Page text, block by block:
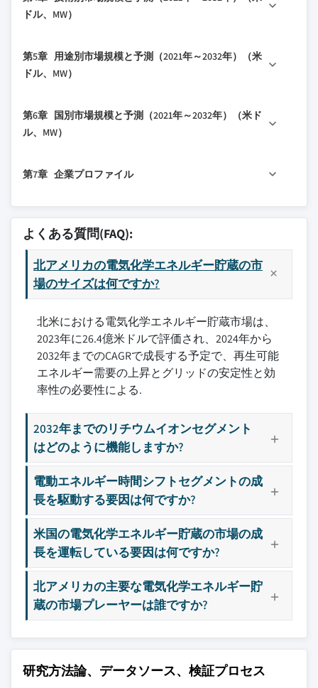
2.5 ポーターの分析
2.5.3 新規参入の脅威
3.2 イノベーションとサステナビリティの状況
ドル、MW）
4.2 リチウムイオン
4.3 硫化ナトリウム
4.5 フローバッテリー
第5章 用途別市場規模と予測（2021年～2032年）（米
ドル、MW）
5.2 電力エネルギー時間シフト
5.3 電力供給容量
5.5 再生可能エネルギー容量の安定化
5.7 その他
第6章 国別市場規模と予測（2021年～2032年）（米ド
ル、MW）
6.2 米国
第7章 企業プロファイル
7.1 A123システムズ
7.3 BYDカンパニー
7.4 デュラセル
7.5 デュラパワーグループ
7.6 エクサイドテクノロジーズ
7.7 古河電池
7.8 ゼネラル・エレクトリック
7.9 日立エナジー
7.10 インビニティ・エナジー・システムズ
7.12 ジョンソン・コントロールズ
7.13 LGエナジーソリューションズ
7.14 ロッキード・マーティン
7.15 パナソニック
7.16 サムスンSDI
7.17 シュミットグループ
7.18 シーメンス
7.19 テスラ
7.20 東芝
主要な競合他社が見当たりませんか？
れたものであり、競合全体を網羅するもので
はありません。
よくある質問(FAQ):
北アメリカの電気化学エネルギー貯蔵の市
場のサイズは何ですか?
北米における電気化学エネルギー貯蔵市場は、
2023年に26.4億米ドルで評価され、2024年から
2032年までのCAGRで成長する予定で、再生可能
エネルギー需要の上昇とグリッドの安定性と効
率性の必要性による.
2032年までのリチウムイオンセグメント
はどのように機能しますか?
電動エネルギー時間シフトセグメントの成
長を駆動する要因は何ですか?
米国の電気化学エネルギー貯蔵の市場の成
長を運転している要因は何ですか?
北アメリカの主要な電気化学エネルギー貯
蔵の市場プレーヤーは誰ですか?
研究方法論、データソース、検証プロセス